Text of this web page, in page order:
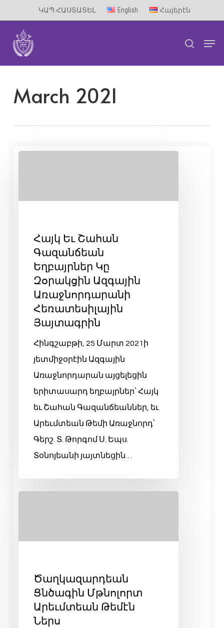
main
content
ԿԱՊ ՀԱՍՏԱՏԵԼ English Հայերէն
search
March 2021
Հայկ Եւ Շահան
Գազանճեան
Եղբայրներ Կը
Զօրակցին Ազգային
Առաջնորդարանի
Հեռատեսիլային
Յայտագրին
Հինգշաբթի, 25 Մարտ 2021ի
յետմիջօրէին Ազգային
Առաջնորդարան այցելեցին
երիտասարդ եղբայրներ՝ Հայկ
եւ Շահան Գազանճեաններ, եւ
Արեւմտեան Թեմի Առաջնորդ՝
Գերշ. Տ. Թորգոմ Ս. Եպս.
Տօնոյեանի յայտնեցին…
Ծաղկազարդեան
Ցնծագին Մթնոլորտ
Արեւմտեան Թեմէն
Ներս